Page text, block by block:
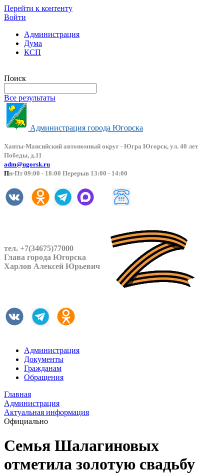
Перейти к контенту
Войти
Администрация
Дума
КСП
Поиск
Все результаты
Администрация города Югорска
Ханты-Мансийский автономный округ - Югра Югорск, ул. 40 лет
Победы, д.11
adm@ugorsk.ru
Пн-Пт 09:00 - 18:00 Перерыв 13:00 - 14:00
тел. +7(34675)77000
Глава города Югорска
Харлов Алексей Юрьевич
Администрация
Документы
Гражданам
Обращения
Главная
Администрация
Актуальная информация
Официально
Семья Шалагиновых
отметила золотую свадьбу